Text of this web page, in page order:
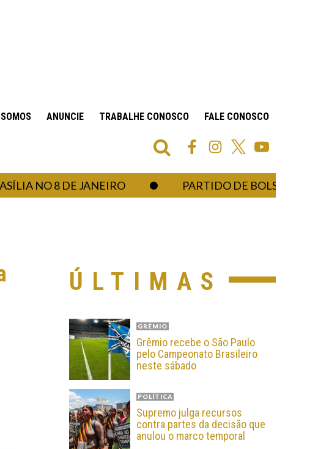
ANUNCIE TRABALHE CONOSCO FALE CONOSCO
8 DE JANEIRO PARTIDO DE BOLSONARO PEDE
ÚLTIMAS
GRÊMIO
Grêmio recebe o São Paulo
pelo Campeonato Brasileiro
neste sábado
POLÍTICA
Supremo julga recursos
contra partes da decisão que
anulou o marco temporal